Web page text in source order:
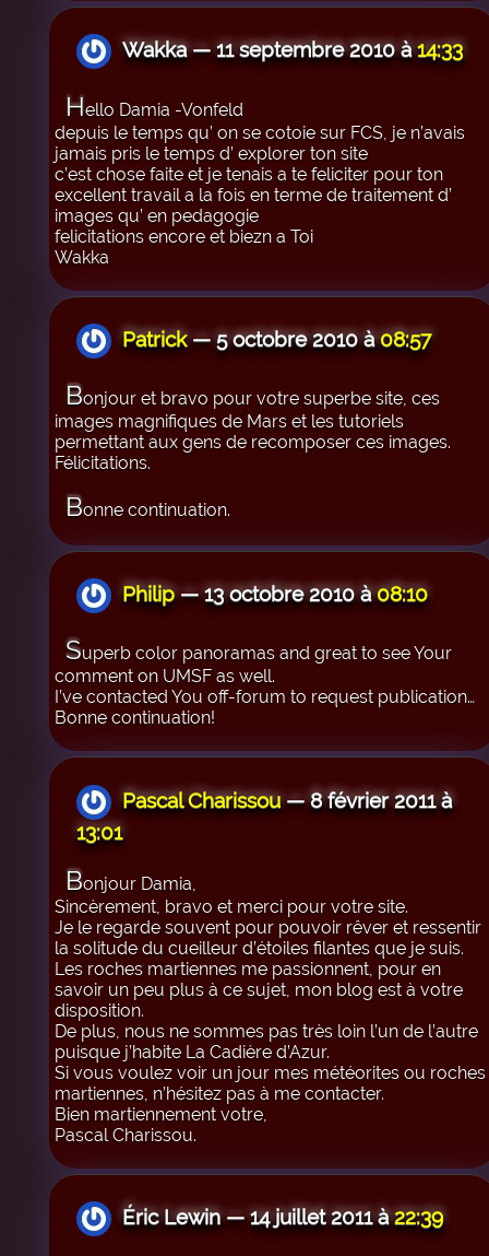
Wakka — 11 septembre 2010 à14:33
Hello Damia -Vonfeld
depuis le temps qu’ on se cotoie sur FCS, je n’avais
jamais pris le temps d’ explorer ton site
c’est chose faite et je tenais a te feliciter pour ton
excellent travail a la fois en terme de traitement d’
images qu’ en pedagogie
felicitations encore et biezn a Toi
Wakka
Patrick— 5 octobre 2010 à08:57
Bonjour et bravo pour votre superbe site, ces
images magnifiques de Mars et les tutoriels
permettant aux gens de recomposer ces images.
Félicitations.
Bonne continuation.
Philip— 13 octobre 2010 à08:10
Superb color panoramas and great to see Your
comment on UMSF as well.
I’ve contacted You off-forum to request publication…
Bonne continuation!
Pascal Charissou— 8 février 2011 à
13:01
Bonjour Damia,
Sincèrement, bravo et merci pour votre site.
Je le regarde souvent pour pouvoir rêver et ressentir
la solitude du cueilleur d’étoiles filantes que je suis.
Les roches martiennes me passionnent, pour en
savoir un peu plus à ce sujet, mon blog est à votre
disposition.
De plus, nous ne sommes pas très loin l’un de l’autre
puisque j’habite La Cadière d’Azur.
Si vous voulez voir un jour mes météorites ou roches
martiennes, n’hésitez pas à me contacter.
Bien martiennement votre,
Pascal Charissou.
Éric Lewin — 14 juillet 2011 à22:39